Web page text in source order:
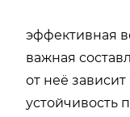
эффективная
важная
от неё зависит
устойчивость